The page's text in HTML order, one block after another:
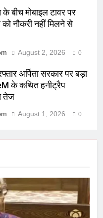
बीच मोबाइल टावर पर
नौकरी नहीं मिलने से
August 2, 2026 0
अर्पिता सरकार पर बड़ा
के कथित हनीट्रैप
तेज
August 1, 2026 0